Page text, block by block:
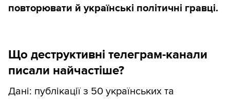
повторювати й українські політичні гравці.
Що деструктивні телеграм-канали
писали найчастіше?
Дані: публікації з 50 українських та